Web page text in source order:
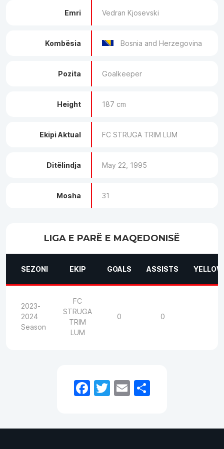
Emri Vedran Kjosevski
Kombësia Bosnia and Herzegovina
Pozita Goalkeeper
Height 187 cm
Ekipi Aktual FC STRUGA TRIM LUM
Ditëlindja May 22, 1995
Mosha 31
LIGA E PARË E MAQEDONISË
SEZONI EKIP GOALS ASSISTS
2023-
2024
Season
FC
STRUGA
TRIM
LUM
0 0
Facebook
Twitter
Email